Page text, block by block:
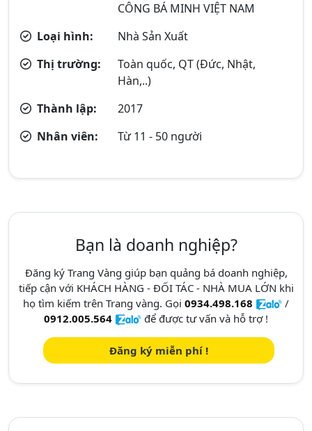
CÔNG BÁ MINH VIỆT NAM
Loại hình:
Nhà Sản Xuất
Thị trường:
Toàn quốc, QT (Đức, Nhật,
Hàn,..)
Thành lập:
2017
Nhân viên:
Từ 11 - 50 người
Bạn là doanh nghiệp?
Đăng ký Trang Vàng giúp bạn quảng bá doanh nghiệp,
tiếp cận với KHÁCH HÀNG - ĐỐI TÁC - NHÀ MUA LỚN khi
họ tìm kiếm trên Trang vàng. Gọi 0934.498.168
/
0912.005.564
để được tư vấn và hỗ trợ !
Đăng ký miễn phí !